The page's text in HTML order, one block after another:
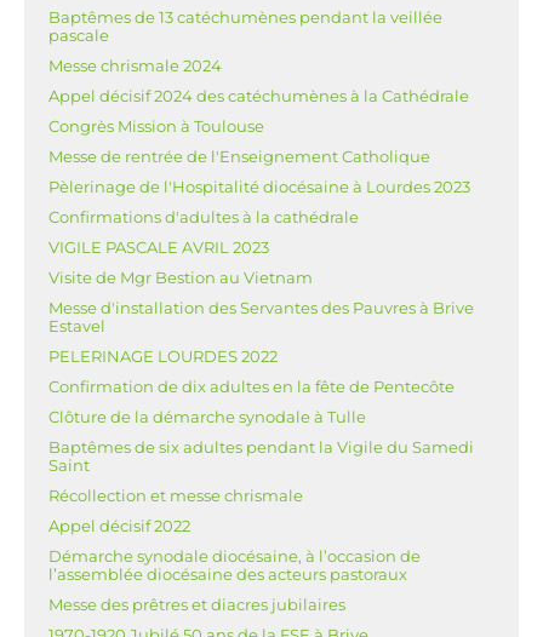
Baptêmes de 13 catéchumènes pendant la veillée
pascale
Messe chrismale 2024
Appel décisif 2024 des catéchumènes à la Cathédrale
Congrès Mission à Toulouse
Messe de rentrée de l'Enseignement Catholique
Pèlerinage de l'Hospitalité diocésaine à Lourdes 2023
Confirmations d'adultes à la cathédrale
VIGILE PASCALE AVRIL 2023
Visite de Mgr Bestion au Vietnam
Messe d'installation des Servantes des Pauvres à Brive
Estavel
PELERINAGE LOURDES 2022
Confirmation de dix adultes en la fête de Pentecôte
Clôture de la démarche synodale à Tulle
Baptêmes de six adultes pendant la Vigile du Samedi
Saint
Récollection et messe chrismale
Appel décisif 2022
Démarche synodale diocésaine, à l’occasion de
l’assemblée diocésaine des acteurs pastoraux
Messe des prêtres et diacres jubilaires